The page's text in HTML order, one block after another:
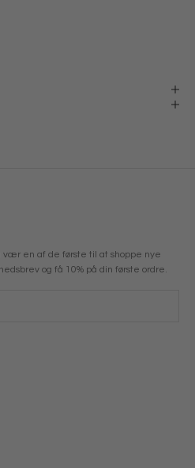
vær en af de første til at shoppe nye
og få 10% på din første ordre.